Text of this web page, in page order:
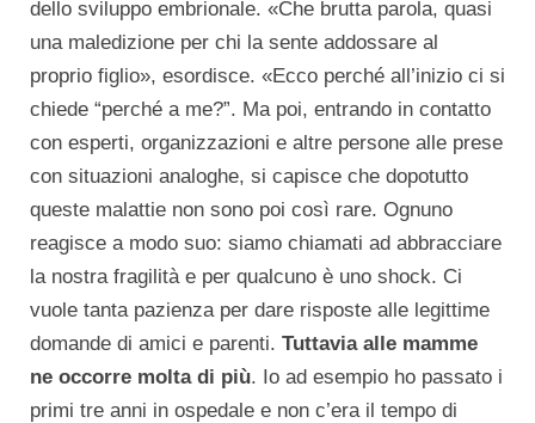
dello sviluppo embrionale. «Che brutta parola, quasi
una maledizione per chi la sente addossare al
proprio figlio», esordisce. «Ecco perché all’inizio ci si
chiede “perché a me?”. Ma poi, entrando in contatto
con esperti, organizzazioni e altre persone alle prese
con situazioni analoghe, si capisce che dopotutto
queste malattie non sono poi così rare. Ognuno
reagisce a modo suo: siamo chiamati ad abbracciare
la nostra fragilità e per qualcuno è uno shock. Ci
vuole tanta pazienza per dare risposte alle legittime
domande di amici e parenti. Tuttavia alle mamme
ne occorre molta di più. Io ad esempio ho passato i
primi tre anni in ospedale e non c’era il tempo di